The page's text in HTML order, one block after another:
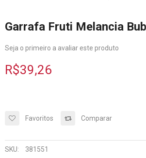
Garrafa Fruti Melancia
Seja o primeiro a avaliar este produto
R$39,26
Favoritos Comparar
SKU: 381551